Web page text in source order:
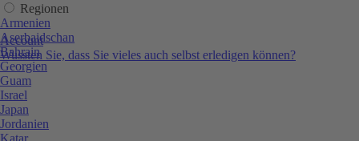
Account
Wussten Sie, dass Sie vieles auch selbst erledigen können?
Regionen
Armenien
Aserbaidschan
Bahrain
Georgien
Guam
Israel
Japan
Jordanien
Katar